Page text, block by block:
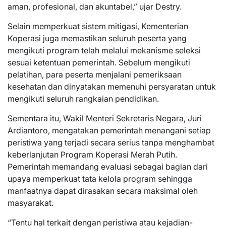
aman, profesional, dan akuntabel,” ujar Destry.
Selain memperkuat sistem mitigasi, Kementerian
Koperasi juga memastikan seluruh peserta yang
mengikuti program telah melalui mekanisme seleksi
sesuai ketentuan pemerintah. Sebelum mengikuti
pelatihan, para peserta menjalani pemeriksaan
kesehatan dan dinyatakan memenuhi persyaratan untuk
mengikuti seluruh rangkaian pendidikan.
Sementara itu, Wakil Menteri Sekretaris Negara, Juri
Ardiantoro, mengatakan pemerintah menangani setiap
peristiwa yang terjadi secara serius tanpa menghambat
keberlanjutan Program Koperasi Merah Putih.
Pemerintah memandang evaluasi sebagai bagian dari
upaya memperkuat tata kelola program sehingga
manfaatnya dapat dirasakan secara maksimal oleh
masyarakat.
“Tentu hal terkait dengan peristiwa atau kejadian-